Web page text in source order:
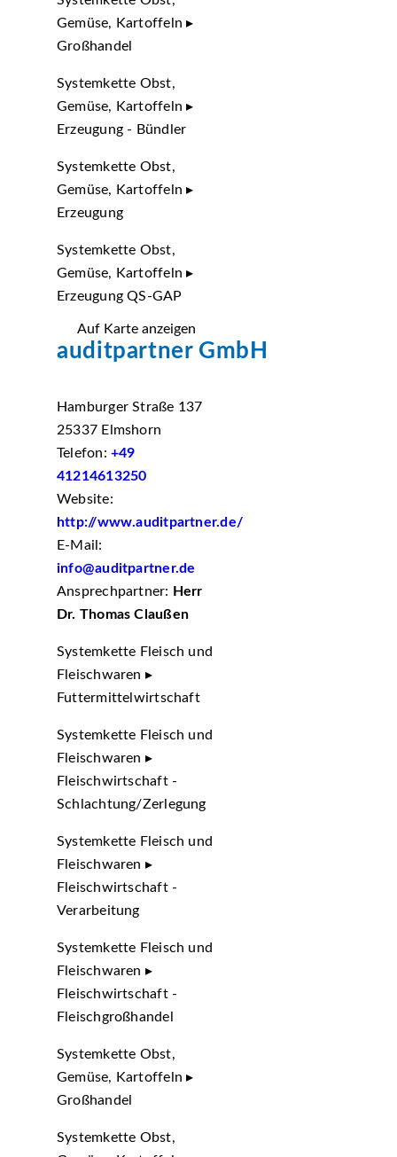
Gemüse, Kartoffeln ▸
Großhandel
Systemkette Obst,
Gemüse, Kartoffeln ▸
Erzeugung - Bündler
Systemkette Obst,
Gemüse, Kartoffeln ▸
Erzeugung
Systemkette Obst,
Gemüse, Kartoffeln ▸
Erzeugung QS-GAP
Auf Karte anzeigen
auditpartner GmbH
Hamburger Straße 137
25337 Elmshorn
Telefon: +49
41214613250
Website:
http://www.auditpartner.de/
E-Mail:
info@auditpartner.de
Ansprechpartner: Herr
Dr. Thomas Claußen
Systemkette Fleisch und
Fleischwaren ▸
Futtermittelwirtschaft
Systemkette Fleisch und
Fleischwaren ▸
Fleischwirtschaft -
Schlachtung/Zerlegung
Systemkette Fleisch und
Fleischwaren ▸
Fleischwirtschaft -
Verarbeitung
Systemkette Fleisch und
Fleischwaren ▸
Fleischwirtschaft -
Fleischgroßhandel
Systemkette Obst,
Gemüse, Kartoffeln ▸
Großhandel
Systemkette Obst,